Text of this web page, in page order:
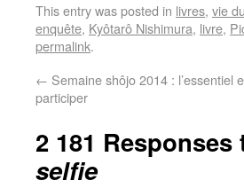
This entry was posted in livres, vie
enquête, Kyôtarô Nishimura, livre,
permalink.
← Semaine shôjo 2014 : l’essentiel
participer
2 181 Responses
selfie